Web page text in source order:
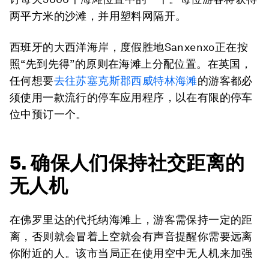
两平方米的沙滩，并用塑料网隔开。
西班牙的大西洋海岸，度假胜地Sanxenxo正在按
照“先到先得”的原则在海滩上分配位置。在英国，
任何想要去往苏塞克斯郡西威特林海滩的游客都必
须使用一款流行的停车应用程序，以在有限的停车
位中预订一个。
5. 确保人们保持社交距离的
无人机
在佛罗里达的代托纳海滩上，游客需保持一定的距
离，否则就会冒着上空就会有声音提醒你需要远离
你附近的人。该市当局正在使用空中无人机来加强